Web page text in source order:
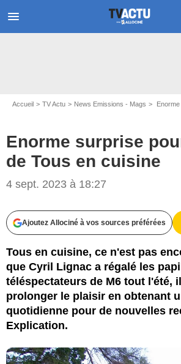
menu
Accueil TV Actu News Emissions - Mags Enorme
Enorme surprise
de Tous en cuisine
4 sept. 2023 à 18:27
Ajoutez Allociné à vos sources préférées
Tous en cuisine, ce n'est pas
que Cyril Lignac a régalé les
téléspectateurs de M6 tout l'été,
prolonger le plaisir en obtenant
quotidienne pour de nouvelles
Explication.